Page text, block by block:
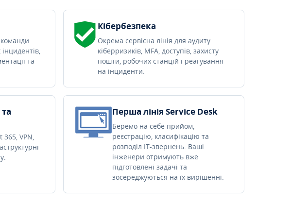
та
Кібербезпека
Окрема сервісна лінія для аудиту
кіберризиків, MFA, доступів, захисту
пошти, робочих станцій і реагування
на інциденти.
VPN,
Перша лінія Service Desk
Беремо на себе прийом,
реєстрацію, класифікацію та
розподіл IT-звернень. Ваші
інженери отримують вже
підготовлені задачі та
зосереджуються на їх вирішенні.